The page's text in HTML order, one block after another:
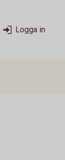
Logga in